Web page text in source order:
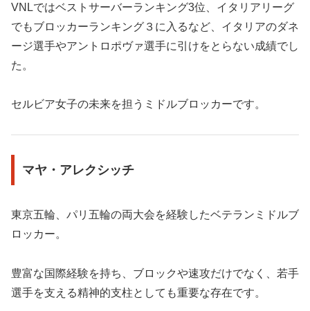
VNLではベストサーバーランキング3位、イタリアリーグ
でもブロッカーランキング３に入るなど、イタリアのダネ
ージ選手やアントロポヴァ選手に引けをとらない成績でし
た。
セルビア女子の未来を担うミドルブロッカーです。
マヤ・アレクシッチ
東京五輪、パリ五輪の両大会を経験したベテランミドルブ
ロッカー。
豊富な国際経験を持ち、ブロックや速攻だけでなく、若手
選手を支える精神的支柱としても重要な存在です。